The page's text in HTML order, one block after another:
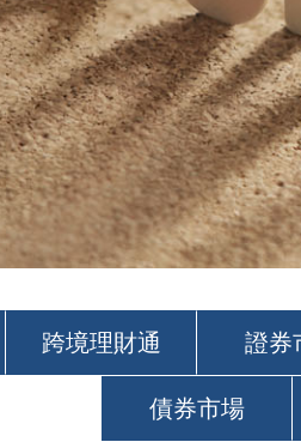
跨境理財通 證券
債券市場